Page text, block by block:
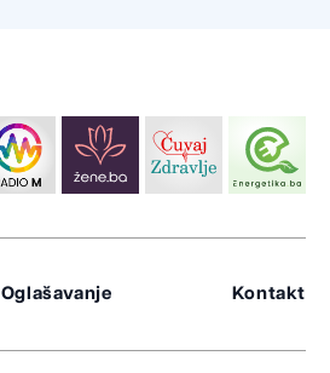
Oglašavanje Kontakt